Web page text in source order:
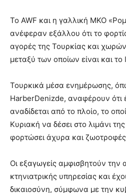
Το AWF και η γαλλική ΜΚΟ
ανέφεραν εξάλλου ότι το
αγορές της Τουρκίας και
μεταξύ των οποίων είναι και το
Τουρκικά μέσα ενημέρωσης,
HarberDenizde, αναφέρουν ότι
αναδίδεται από το πλοίο, το
Κυριακή να δέσει στο λιμάνι
φορτώσει άχυρα και
Οι εξαγωγείς αμφισβητούν την
κτηνιατρικής υπηρεσίας και
δικαιοσύνη, σύμφωνα με την